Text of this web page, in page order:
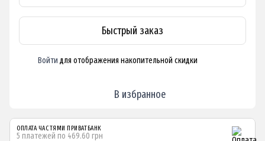
Быстрый заказ
Войти для отображения накопительной скидки
В избранное
ОПЛАТА ЧАСТЯМИ ПРИВАТБАНК
5 платежей по 469.60 грн